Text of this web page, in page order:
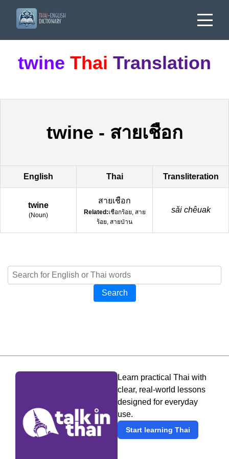
twine Thai Translation
twine - สายเชือก
English Thai Transliteration
twine
(Noun)
สายเชือก
Related:เชือกร้อย, สาย
ร้อย, สายป่าน
sǎi chêuak
Search
Learn practical Thai with
clear, real-world lessons
designed for everyday
use.
Start learning Thai